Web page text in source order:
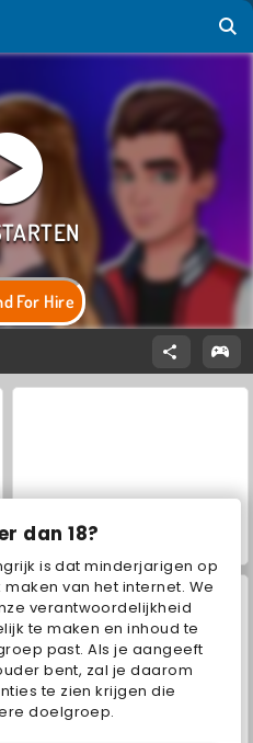
dan 18?
is dat minderjarigen op
van het internet. We
verantwoordelijkheid
te maken en inhoud te
past. Als je aangeeft
bent, zal je daarom
te zien krijgen die
doelgroep.
For Hire
Hidden Object: Street of Secrets